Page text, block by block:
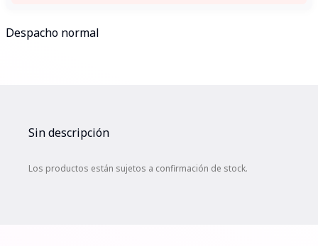
Despacho normal
Sin descripción
Los productos están sujetos a confirmación de stock.